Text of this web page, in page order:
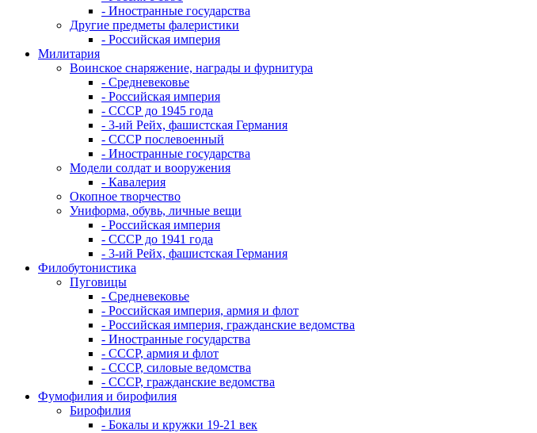
- Иностранные государства
Другие предметы фалеристики
- Российская империя
Милитария
Воинское снаряжение, награды и фурнитура
- Средневековье
- Российская империя
- СССР до 1945 года
- 3-ий Рейх, фашистская Германия
- СССР послевоенный
- Иностранные государства
Модели солдат и вооружения
- Кавалерия
Окопное творчество
Униформа, обувь, личные вещи
- Российская империя
- СССР до 1941 года
- 3-ий Рейх, фашистская Германия
Филобутонистика
Пуговицы
- Средневековье
- Российская империя, армия и флот
- Российская империя, гражданские ведомства
- Иностранные государства
- СССР, армия и флот
- СССР, силовые ведомства
- СССР, гражданские ведомства
Фумофилия и бирофилия
Бирофилия
- Бокалы и кружки 19-21 век